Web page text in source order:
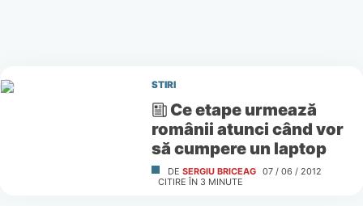
STIRI
Ce etape urmează
românii atunci când vor
să cumpere un laptop
DE SERGIU BRICEAG 07 / 06 / 2012
CITIRE ÎN 3 MINUTE